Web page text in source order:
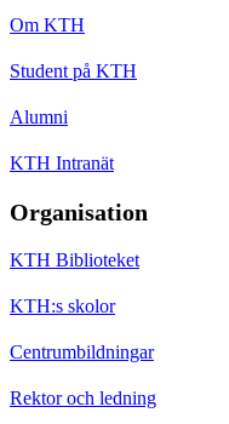
Om KTH
Student på KTH
Alumni
KTH Intranät
Organisation
KTH Biblioteket
KTH:s skolor
Centrumbildningar
Rektor och ledning